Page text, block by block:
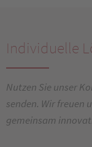
Individuelle
Nutzen Sie unser
senden. Wir freuen
gemeinsam